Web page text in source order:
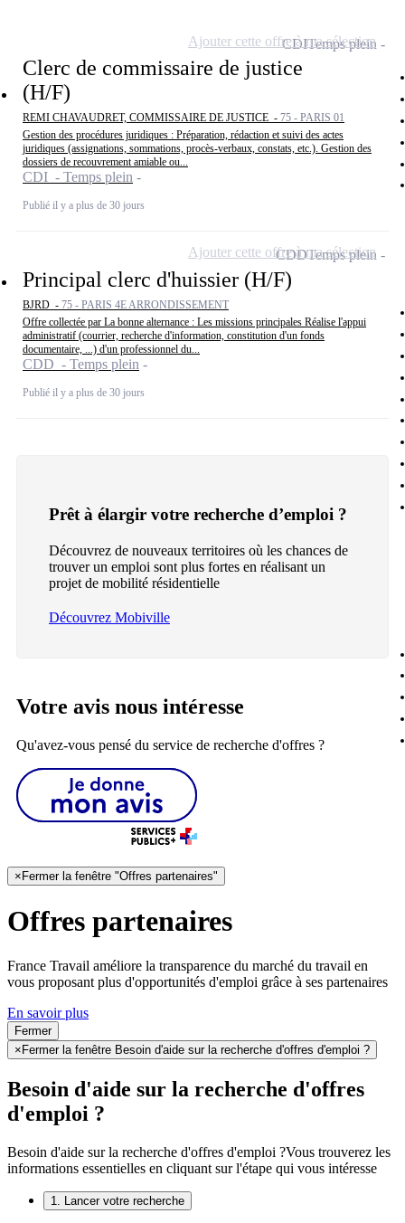
Clerc de commissaire de justice
(H/F)
REMI CHAVAUDRET, COMMISSAIRE DE JUSTICE - 75 - PARIS 01
Gestion des procédures juridiques : Préparation, rédaction et suivi des actes
juridiques (assignations, sommations, procès-verbaux, constats, etc.). Gestion des
dossiers de recouvrement amiable ou...
CDI - Temps plein
Publié il y a plus de 30 jours
CDITemps plein
Ajouter cette offre à ma sélection
Principal clerc d'huissier (H/F)
BJRD - 75 - PARIS 4E ARRONDISSEMENT
Offre collectée par La bonne alternance : Les missions principales Réalise l'appui
administratif (courrier, recherche d'information, constitution d'un fonds
documentaire, ...) d'un professionnel du...
CDD - Temps plein
Publié il y a plus de 30 jours
CDDTemps plein
Ajouter cette offre à ma sélection
Prêt à élargir votre recherche d’emploi ?
Découvrez de nouveaux territoires où les chances de
trouver un emploi sont plus fortes en réalisant un
projet de mobilité résidentielle
Découvrez Mobiville
Votre avis nous intéresse
Qu'avez-vous pensé du service de recherche d'offres ?
× Fermer la fenêtre "Offres partenaires"
Offres partenaires
France Travail améliore la transparence du marché du travail en
vous proposant plus d'opportunités d'emploi grâce à ses partenaires
En savoir plus
Fermer
× Fermer la fenêtre Besoin d'aide sur la recherche d'offres d'emploi ?
Besoin d'aide sur la recherche d'offres
d'emploi ?
Besoin d'aide sur la recherche d'offres d'emploi ?Vous trouverez les
informations essentielles en cliquant sur l'étape qui vous intéresse
1. Lancer votre recherche